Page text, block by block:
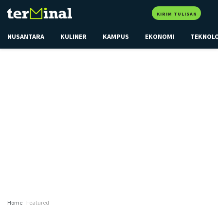
KIRIM TULISAN
NUSANTARA KULINER KAMPUS EKONOMI
Home Featured